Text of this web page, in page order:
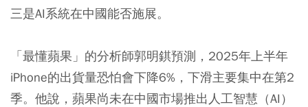
三是AI系統在中國能否施展。
「最懂蘋果」的分析師郭明錤預測，2025年上半年
iPhone的出貨量恐怕會下降6%，下滑主要集中在第2
季。他說，蘋果尚未在中國市場推出人工智慧（AI）